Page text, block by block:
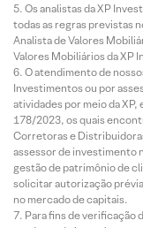
Os analistas da XP
todas as regras previstas
Analista de Valores
Valores Mobiliários da XP
O atendimento de
Investimentos ou por
atividades por meio da XP,
178/2023, os quais
Corretoras e
assessor de investimento
gestão de patrimônio de
solicitar autorização
no mercado de capitais.
Para fins de verificação